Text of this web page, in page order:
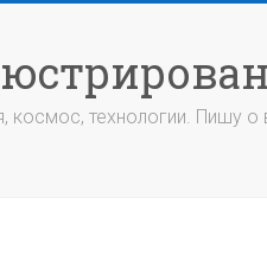
космос, технологии. Пишу о